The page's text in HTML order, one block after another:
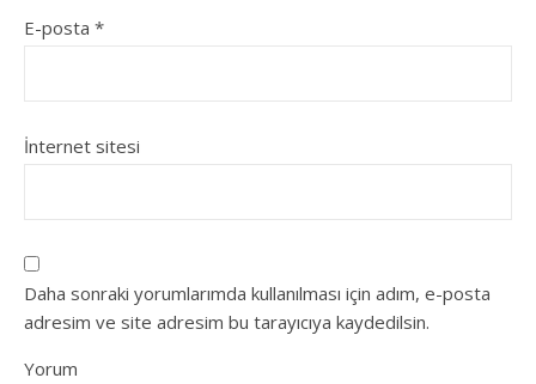
E-posta *
İnternet sitesi
Daha sonraki yorumlarımda kullanılması için adım, e-posta
adresim ve site adresim bu tarayıcıya kaydedilsin.
Yorum